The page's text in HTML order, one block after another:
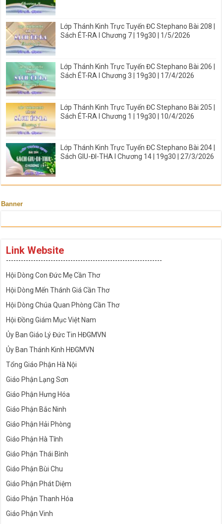
Lớp Thánh Kinh Trực Tuyến ĐC Stephano Bài 208 |
Sách ÉT-RA I Chương 7 | 19g30 | 1/5/2026
Lớp Thánh Kinh Trực Tuyến ĐC Stephano Bài 206 |
Sách ÉT-RA I Chương 3 | 19g30 | 17/4/2026
Lớp Thánh Kinh Trực Tuyến ĐC Stephano Bài 205 |
Sách ÉT-RA I Chương 1 | 19g30 | 10/4/2026
Lớp Thánh Kinh Trực Tuyến ĐC Stephano Bài 204 |
Sách GIU-ĐI-THA I Chương 14 | 19g30 | 27/3/2026
Banner
Link Website
---------------------------------------------------------------
Hội Dòng Con Đức Mẹ Cần Thơ
Hội Dòng Mến Thánh Giá Cần Thơ
Hội Dòng Chúa Quan Phòng Cần Thơ
Hội Đồng Giám Mục Việt Nam
Ủy Ban Giáo Lý Đức Tin HĐGMVN
Ủy Ban Thánh Kinh HĐGMVN
Tổng Giáo Phận Hà Nội
Giáo Phận Lạng Sơn
Giáo Phận Hưng Hóa
Giáo Phận Bắc Ninh
Giáo Phận Hải Phòng
Giáo Phận Hà Tĩnh
Giáo Phận Thái Bình
Giáo Phận Bùi Chu
Giáo Phận Phát Diệm
Giáo Phận Thanh Hóa
Giáo Phận Vinh